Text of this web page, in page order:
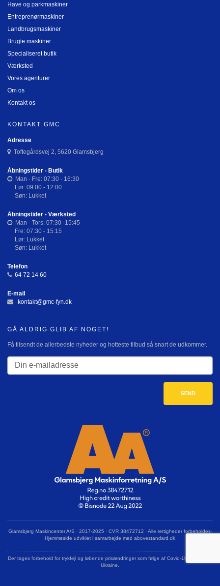
Have og parkmaskiner
Entreprenørmaskiner
Landbrugsmaskiner
Brugte maskiner
Specialiseret butik
Værksted
Vores agenturer
Om os
Kontakt os
KONTAKT GMC
Adresse
Toftegårdsvej 2, 5620 Glamsbjerg
Åbningstider - Butik
Man - Fre: 07:30 - 16:30
Lør: 09:00 - 12:00
Søn: Lukket
Åbningstider - Værksted
Man - Tors: 07:30 -15:45
Fre: 07:30 - 15:15
Lør: Lukket
Søn: Lukket
Telefon
64 72 14 60
E-mail
kontakt@gmc-fyn.dk
GÅ ALDRIG GLIB AF NOGET!
Få tilsendt de allerbedste nyheder og hotteste tilbud så snart de udkommer.
Glamsbjerg Maskincenter A/S · 2017-2025 · CVR 38472712 · Alle rettigheder forbeholdes·
Hjemmeside udviklet i samarbejde med abovestandard.dk
Der tages forbehold for trykfejl og løbende prisændringer som følge af Covid-19 og krigen i
Ukraine.